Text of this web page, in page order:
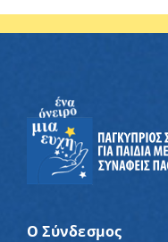
Ο Σύνδεσμος